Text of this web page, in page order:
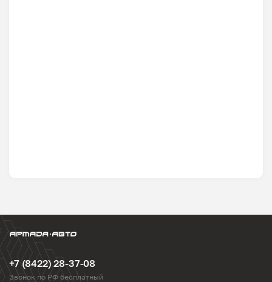
+7 (8422) 28-37-08
Звонок по РФ бесплатный